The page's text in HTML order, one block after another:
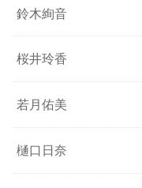
鈴木絢音
桜井玲香
若月佑美
樋口日奈